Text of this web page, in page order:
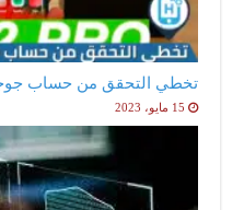
تخطي التحقق من حساب جوجل OPPO Find X2 Pro
15 مايو، 2023